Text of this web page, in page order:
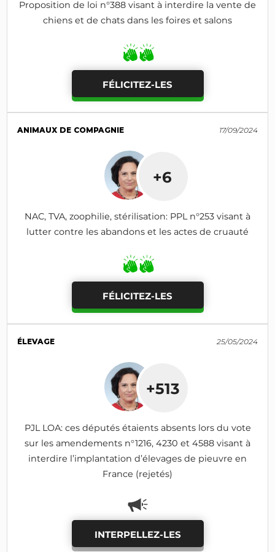
Proposition de loi n°388 visant à interdire la vente de
chiens et de chats dans les foires et salons
FÉLICITEZ-LES
ANIMAUX DE COMPAGNIE 17/09/2024
+6
NAC, TVA, zoophilie, stérilisation: PPL n°253 visant à
lutter contre les abandons et les actes de cruauté
FÉLICITEZ-LES
ÉLEVAGE 25/05/2024
+513
PJL LOA: ces députés étaients absents lors du vote
sur les amendements n°1216, 4230 et 4588 visant à
interdire l’implantation d’élevages de pieuvre en
France (rejetés)
INTERPELLEZ-LES